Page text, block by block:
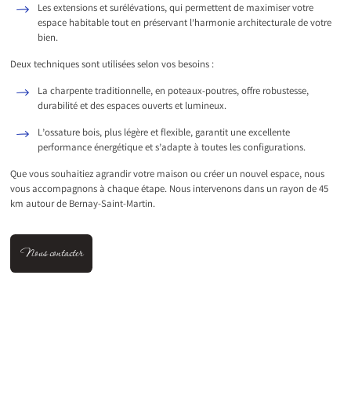
Les extensions et surélévations, qui permettent de maximiser votre
espace habitable tout en préservant l’harmonie architecturale de votre
bien.
Deux techniques sont utilisées selon vos besoins :
La charpente traditionnelle, en poteaux-poutres, offre robustesse,
durabilité et des espaces ouverts et lumineux.
L’ossature bois, plus légère et flexible, garantit une excellente
performance énergétique et s’adapte à toutes les configurations.
Que vous souhaitiez agrandir votre maison ou créer un nouvel espace, nous
vous accompagnons à chaque étape. Nous intervenons dans un rayon de 45
km autour de Bernay-Saint-Martin.
Nous contacter